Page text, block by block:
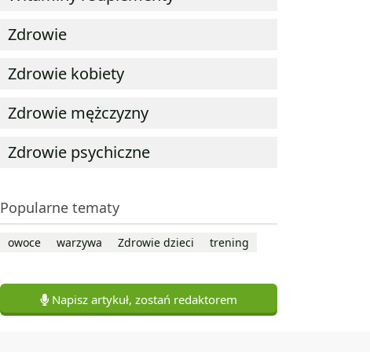
Zdrowie
Zdrowie kobiety
Zdrowie mężczyzny
Zdrowie psychiczne
Popularne tematy
owoce warzywa Zdrowie dzieci trening
Napisz artykuł, zostań redaktorem